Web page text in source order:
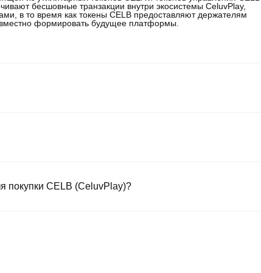
бесшовные транзакции внутри экосистемы CeluvPlay,
в то время как токены CELB предоставляют держателям
формировать будущее платформы.
торговых инструментов для упрощения торговли.
включая CELB, и предлагает
цифровых активов.
покупки CELB (CeluvPlay)?
мгновенной покупки стейблкоинов (например, USDT).
механизмом промежуточного хранилища.